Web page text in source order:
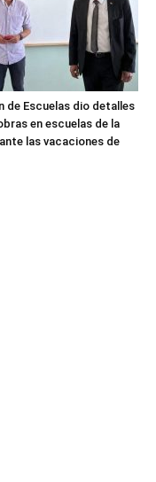
de Escuelas dio detalles
en escuelas de la
las vacaciones de